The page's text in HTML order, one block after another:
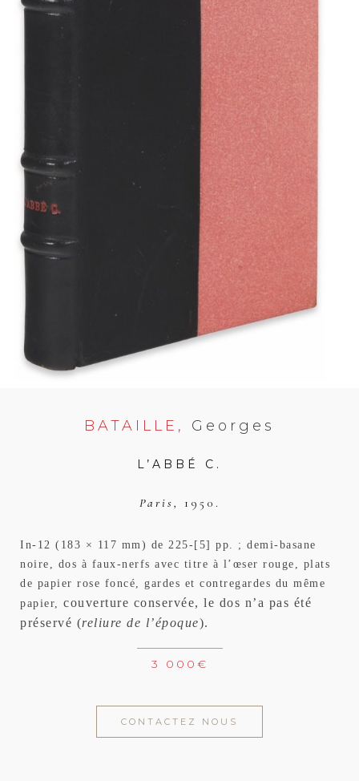
BATAILLE, Georges
L’ABBÉ C.
Paris, 1950.
In-12 (183 × 117 mm) de 225-[5] pp. ; demi-basane
noire, dos à faux-nerfs avec titre à l’œser rouge, plats
de papier rose foncé, gardes et contregardes du même
papier, couverture conservée, le dos n’a pas été
préservé (reliure de l’époque).
3 000 €
CONTACTEZ NOUS